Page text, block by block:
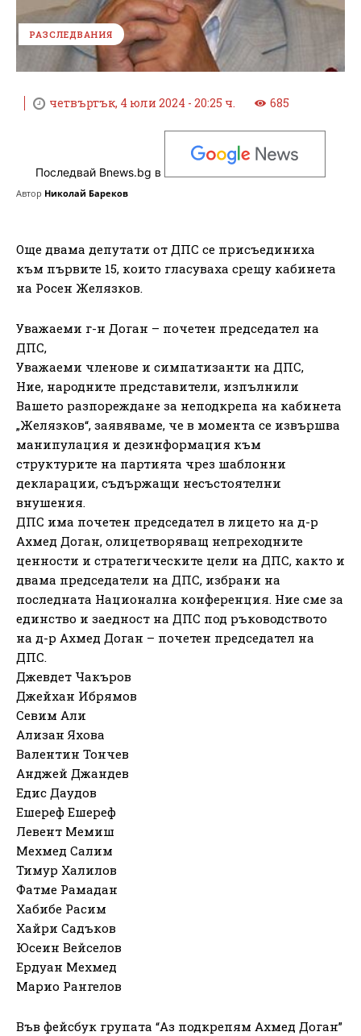
РАЗСЛЕДВАНИЯ
четвъртък, 4 юли 2024 - 20:25 ч. 685
Последвай Bnews.bg в
Автор Николай Бареков
Още двама депутати от ДПС се присъединиха
към първите 15, които гласуваха срещу кабинета
на Росен Желязков.
Уважаеми г-н Доган – почетен председател на
ДПС,
Уважаеми членове и симпатизанти на ДПС,
Ние, народните представители, изпълнили
Вашето разпореждане за неподкрепа на кабинета
„Желязков“, заявяваме, че в момента се извършва
манипулация и дезинформация към
структурите на партията чрез шаблонни
декларации, съдържащи несъстоятелни
внушения.
ДПС има почетен председател в лицето на д-р
Ахмед Доган, олицетворяващ непреходните
ценности и стратегическите цели на ДПС, както и
двама председатели на ДПС, избрани на
последната Национална конференция. Ние сме за
единство и заедност на ДПС под ръководството
на д-р Ахмед Доган – почетен председател на
ДПС.
Джевдет Чакъров
Джейхан Ибрямов
Севим Али
Ализан Яхова
Валентин Тончев
Анджей Джандев
Едис Даудов
Ешереф Ешереф
Левент Мемиш
Мехмед Салим
Тимур Халилов
Фатме Рамадан
Хабибе Расим
Хайри Садъков
Юсеин Вейселов
Ердуан Мехмед
Марио Рангелов
Във фейсбук групата “Аз подкрепям Ахмед Доган”